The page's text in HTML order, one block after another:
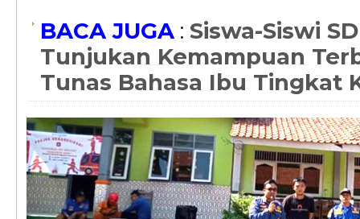
BACA JUGA: Siswa-Siswi
Tunjukan Kemampuan
Tunas Bahasa Ibu Tingkat